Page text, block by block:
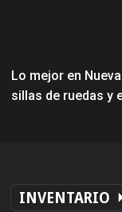
Lo mejor en
sillas de ruedas y
INVENTARIO